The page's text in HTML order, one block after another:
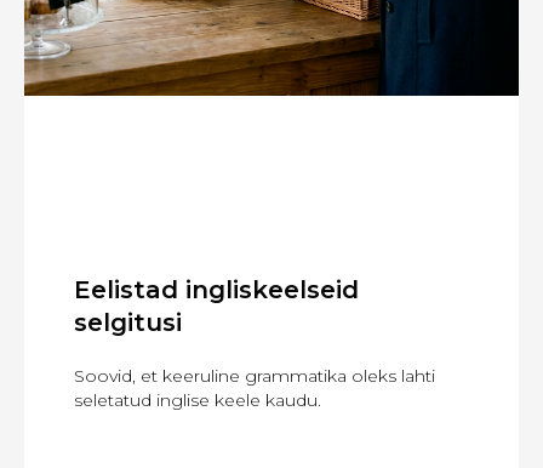
Eelistad ingliskeelseid
selgitusi
Soovid, et keeruline grammatika oleks lahti
seletatud inglise keele kaudu.